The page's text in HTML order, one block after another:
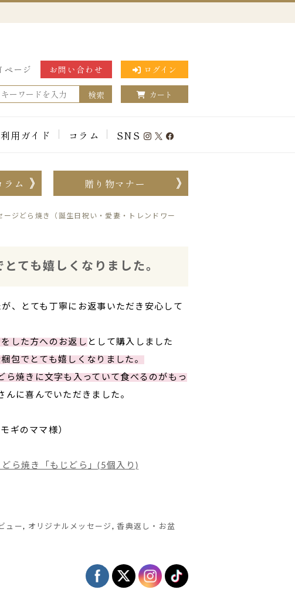
ページ お問い合わせ ログイン
検索 カート
用ガイド コラム SNS
ム 贈り物マナー
ージどら焼き（誕生日祝い・愛妻・トレンドワー
ても嬉しくなりました。
、とても丁寧にお返事いただき安心して
した方へのお返し として購入しました
包でとても嬉しくなりました。
ら焼きに文字も入っていて食べるのがもっ
んに喜んでいただきました。
ギのママ様）
ら焼き「もじどら」(5個入り)
ュー, オリジナルメッセージ ,香典返し・お盆